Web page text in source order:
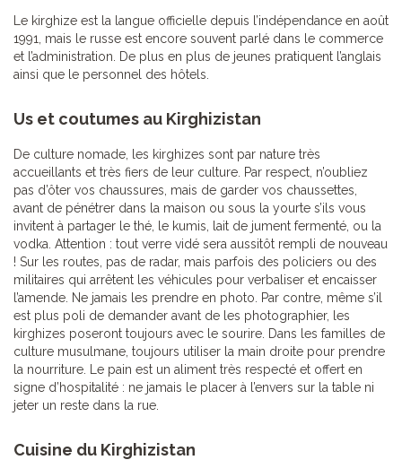
Le kirghize est la langue officielle depuis l’indépendance en août
1991, mais le russe est encore souvent parlé dans le commerce
et l’administration. De plus en plus de jeunes pratiquent l’anglais
ainsi que le personnel des hôtels.
Us et coutumes au Kirghizistan
De culture nomade, les kirghizes sont par nature très
accueillants et très fiers de leur culture. Par respect, n’oubliez
pas d’ôter vos chaussures, mais de garder vos chaussettes,
avant de pénétrer dans la maison ou sous la yourte s’ils vous
invitent à partager le thé, le kumis, lait de jument fermenté, ou la
vodka. Attention : tout verre vidé sera aussitôt rempli de nouveau
! Sur les routes, pas de radar, mais parfois des policiers ou des
militaires qui arrêtent les véhicules pour verbaliser et encaisser
l’amende. Ne jamais les prendre en photo. Par contre, même s’il
est plus poli de demander avant de les photographier, les
kirghizes poseront toujours avec le sourire. Dans les familles de
culture musulmane, toujours utiliser la main droite pour prendre
la nourriture. Le pain est un aliment très respecté et offert en
signe d’hospitalité : ne jamais le placer à l’envers sur la table ni
jeter un reste dans la rue.
Cuisine du Kirghizistan